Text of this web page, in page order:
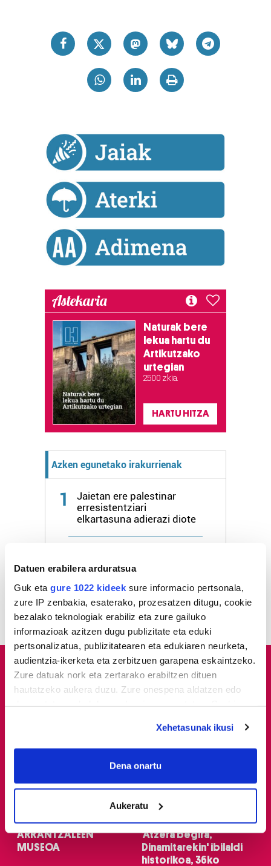
Datuen erabilera arduratsua
Guk eta gure 1022 kideek sure informacio pertsonala,
zure IP zenbakia, esaterako, prozesatzen ditugu, cookie
bezalako teknologiak erabiliz eta zure gailuko
informazioak azitzen dugu publizitate eta eduki
pertsonalizatua, publizitatearen eta edukiaren neurketa,
audientzia-ikerketa eta zerbitzuen garapena eskaintzeko.
Zure datuak nork eta zertarako erabiltzen dituen
hautatzeko aukera duzu. Zure onespena aldatzen edo
If you allow, we would also like to:
Collect information about your geographical
meters
Identify your device by actively scanning it for
specific characteristics (fingerprinting)
Find out more about how your personal data is processed
and set your preferences in thedetails section.
Xehetasunak ikusi
Dena onartu
Aukeratu
Astekaria
Naturak bere
lekua hartu du
Artikutzako
urtegian
2.500 zkia.
HARTU HITZA
Azken egunetako irakurrienak
1
Jaietan ere palestinar
erresistentziari
elkartasuna adierazi diote
3
Pirata bihurrien jolasak,
iruditan
Eskaintzak
ARRANTZALEEN
MUSEOA
Gure berri.
'Atzera begira,
Dinamitarekin' ibilaldi
historikoa, 36ko